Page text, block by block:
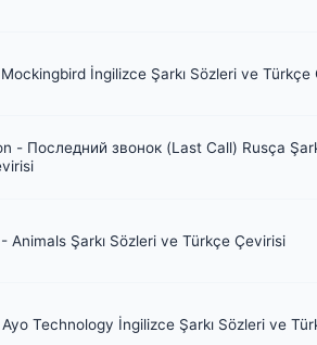
İngilizce Şarkı Sözleri ve Türkçe
- Последний звонок (Last Call) Rusça
Animals Şarkı Sözleri ve Türkçe Çevirisi
Technology İngilizce Şarkı Sözleri ve